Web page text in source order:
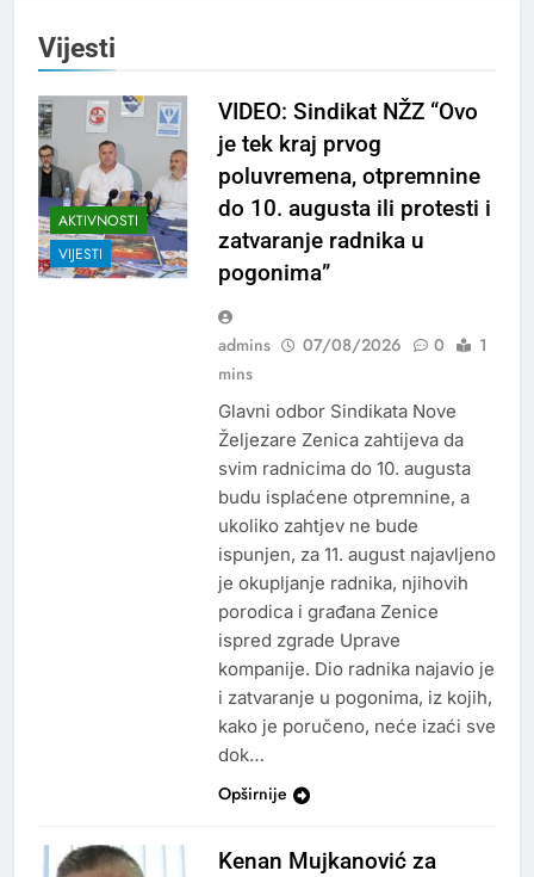
Vijesti
AKTIVNOSTI
VIJESTI
VIDEO: Sindikat NŽZ “Ovo
je tek kraj prvog
poluvremena, otpremnine
do 10. augusta ili protesti i
zatvaranje radnika u
pogonima”
admins 07/08/2026 0
1
mins
Glavni odbor Sindikata Nove
Željezare Zenica zahtijeva da
svim radnicima do 10. augusta
budu isplaćene otpremnine, a
ukoliko zahtjev ne bude
ispunjen, za 11. august najavljeno
je okupljanje radnika, njihovih
porodica i građana Zenice
ispred zgrade Uprave
kompanije. Dio radnika najavio je
i zatvaranje u pogonima, iz kojih,
kako je poručeno, neće izaći sve
dok…
Opširnije
Kenan Mujkanović za